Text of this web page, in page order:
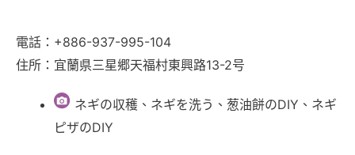
電話：+886-937-995-104
住所：宜蘭県三星郷天福村東興路13-2号
ネギの収穫、ネギを洗う、葱油餅のDIY、ネギ
ピザのDIY